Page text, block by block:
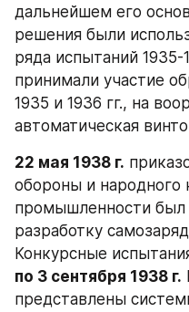
дальнейшем его
решения были
ряда испытаний 1935-
принимали участие
1935 и 1936 гг., на
автоматическая
22 мая 1938 г.
обороны и народного
промышленности был
разработку
Конкурсные
по 3 сентября 1938 г.
представлены